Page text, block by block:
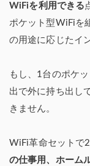
WiFiを利用できる
ポケット型WiFiを
の用途に応じたイ
もし、1台のポケ
出で外に持ち出し
きません。
WiFi革命セットで2
の仕事用、ホーム